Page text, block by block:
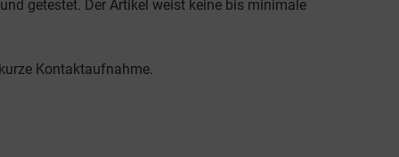
getestet. Der Artikel weist keine bis minimale
Kontaktaufnahme.